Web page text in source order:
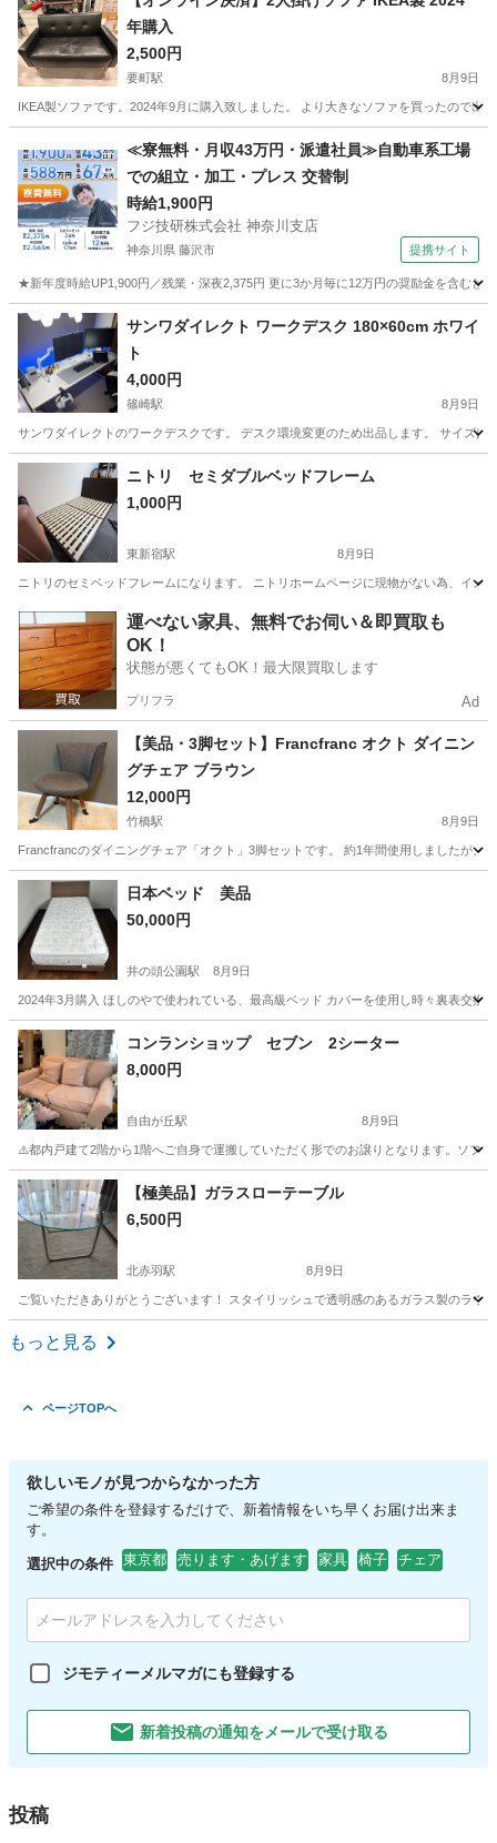
年購入
2,500円
要町駅 8月9日
IKEA製ソファです。2024年9月に購入致しました。 より大きなソファを買ったので
要町駅 ソファ
≪寮無料・月収43万円・派遣社員≫自動車系工場
での組立・加工・プレス 交替制
時給1,900円
フジ技研株式会社 神奈川支店
神奈川県 藤沢市 提携サイト
★新年度時給UP1,900円／残業・深夜2,375円 更に3か月毎に12万円の奨励金を含む
神奈川 藤沢市 その他
サンワダイレクト ワークデスク 180×60cm ホワイ
ト
4,000円
篠崎駅 8月9日
サンワダイレクトのワークデスクです。 デスク環境変更のため出品します。 サイズ
東京 江戸川区 篠崎駅 オフィス用家具 サンワダイレクト
ニトリ セミダブルベッドフレーム
1,000円
東新宿駅 8月9日
ニトリのセミベッドフレームになります。 ニトリホームページに現物がない為、イ
東京 新宿区 東新宿駅 ベッド ニトリ
運べない家具、無料でお伺い＆即買取も
OK！
状態が悪くてもOK！最大限買取します
プリフラ Ad
【美品・3脚セット】Francfranc オクト ダイニン
グチェア ブラウン
12,000円
竹橋駅 8月9日
Francfrancのダイニングチェア「オクト」3脚セットです。 約1年間使用しましたが
東京 千代田区 竹橋駅 椅子
日本ベッド 美品
50,000円
井の頭公園駅 8月9日
2024年3月購入 ほしのやで使われている、最高級ベッド カバーを使用し時々裏表交
東京 三鷹市 井の頭公園駅 ベッド
コンランショップ セブン 2シーター
8,000円
自由が丘駅 8月9日
⚠️都内戸建て2階から1階へご自身で運搬していただく形でのお譲りとなります。ソフ
東京 目黒区 自由が丘駅 ソファ
【極美品】ガラスローテーブル
6,500円
北赤羽駅 8月9日
ご覧いただきありがとうございます！ スタイリッシュで透明感のあるガラス製のラ
東京 板橋区
もっと見る
ページTOPへ
欲しいモノが見つからなかった方
ご希望の条件を登録するだけで、新着情報をいち早くお届け出来ま
す。
選択中の条件 東京都 売ります・あげます 家具 椅子 チェア
ジモティーメルマガにも登録する
新着投稿の通知をメールで受け取る
投稿